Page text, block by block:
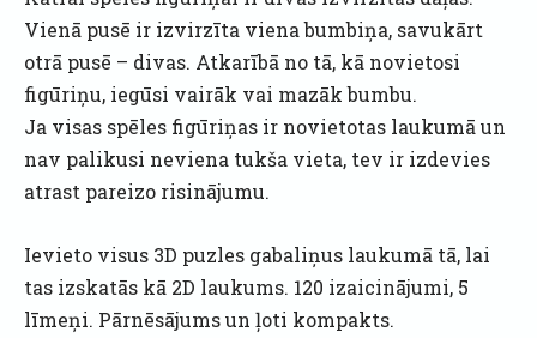
Vienā pusē ir izvirzīta viena bumbiņa, savukārt
otrā pusē – divas. Atkarībā no tā, kā novietosi
figūriņu, iegūsi vairāk vai mazāk bumbu.
Ja visas spēles figūriņas ir novietotas laukumā un
nav palikusi neviena tukša vieta, tev ir izdevies
atrast pareizo risinājumu.
Ievieto visus 3D puzles gabaliņus laukumā tā, lai
tas izskatās kā 2D laukums. 120 izaicinājumi, 5
līmeņi. Pārnēsājums un ļoti kompakts.